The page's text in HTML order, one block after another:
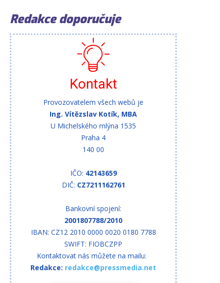
Redakce doporučuje
Kontakt
Provozovatelem všech webů je
Ing. Vítězslav Kotík, MBA
U Michelského mlýna 1535
Praha 4
140 00
IČO: 42143659
DIČ: CZ7211162761
Bankovní spojení:
2001807788/2010
IBAN: CZ12 2010 0000 0020 0180 7788
SWIFT: FIOBCZPP
Kontaktovat nás můžete na mailu:
Redakce: redakce@pressmedia.net